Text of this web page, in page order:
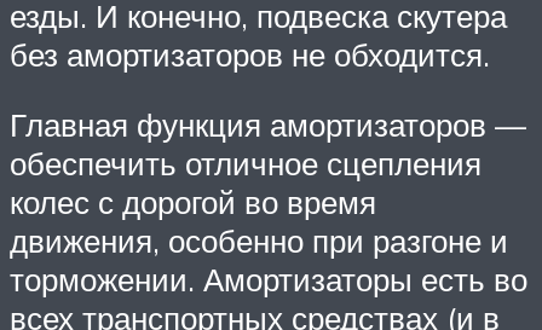
езды. И конечно, подвеска скутера
без амортизаторов не обходится.
Главная функция амортизаторов —
обеспечить отличное сцепления
колес с дорогой во время
движения, особенно при разгоне и
торможении. Амортизаторы есть во
всех транспортных средствах (и в